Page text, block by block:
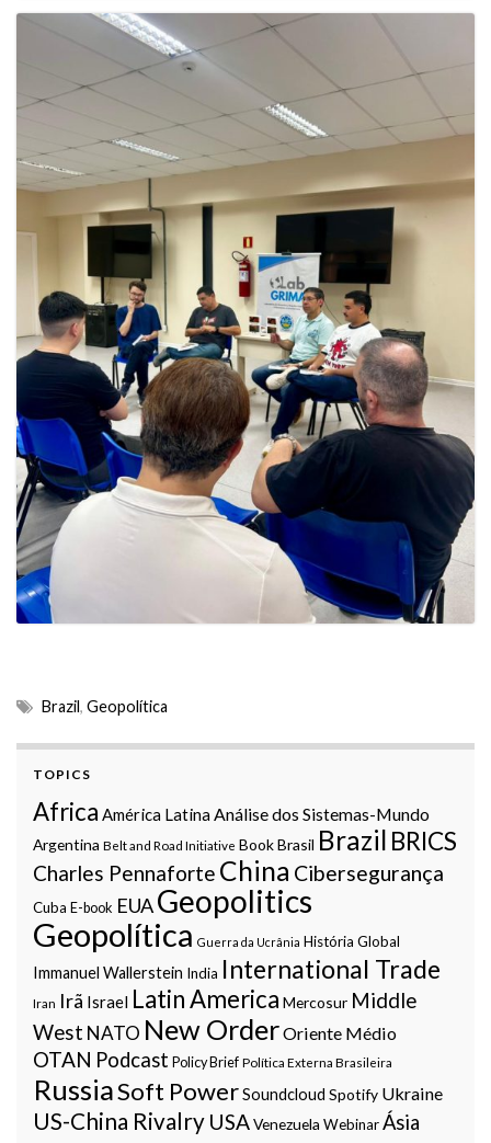
Brazil, Geopolítica
TOPICS
Africa América LatinaAnálise dos Sistemas-Mundo
Argentina Belt and Road Initiative BookBrasil Brazil BRICS
Charles Pennaforte China Cibersegurança
Cuba E-book EUAGeopolitics
Geopolítica Guerra da Ucrânia História Global
Immanuel Wallerstein India International Trade
Iran Irã Israel Latin America Mercosur Middle
West NATO New OrderOriente Médio
OTAN Podcast Policy Brief Política Externa Brasileira
RussiaSoft PowerSoundcloud Spotify Ukraine
US-China Rivalry USAVenezuela WebinarÁsia